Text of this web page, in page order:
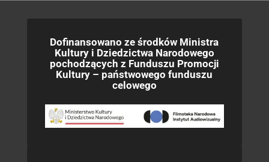
Dofinansowano ze środków Ministra
Kultury i Dziedzictwa Narodowego
pochodzących z Funduszu Promocji
Kultury – państwowego funduszu
celowego